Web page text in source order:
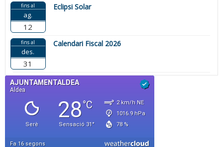
fins al
ag.
12
Eclipsi Solar
fins al
des.
31
Calendari Fiscal 2026